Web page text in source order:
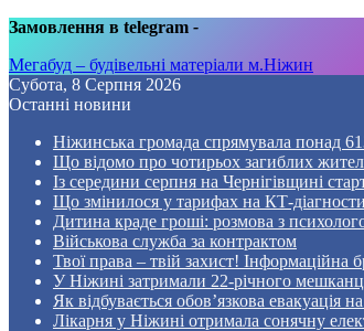
Замовлення в telegram -
Мегабуд – будівельні матеріали м.Ніжин
Субота, 8 Серпня 2026
Останні новини
Ніжинська громада спрямувала понад
Що відомо про чотирьох загиблих
Із середини серпня на Чернігівщині
Що змінилося у тарифах на КТ-
Дитина краде гроші: розмова з
Військова служба за контрактом
Твої права – твій захист! Інформаційна
У Ніжині затримали 22-річного
Як відбувається обов’язкова евакуація
Лікарня у Ніжині отримала сонячну